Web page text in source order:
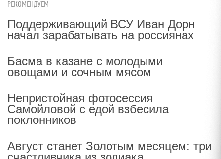
РЕКОМЕНДУЕМ
Поддерживающий ВСУ Иван Дорн
начал зарабатывать на россиянах
Басма в казане с молодыми
овощами и сочным мясом
Непристойная фотосессия
Самойловой с едой взбесила
поклонников
Август станет Золотым месяцем: три